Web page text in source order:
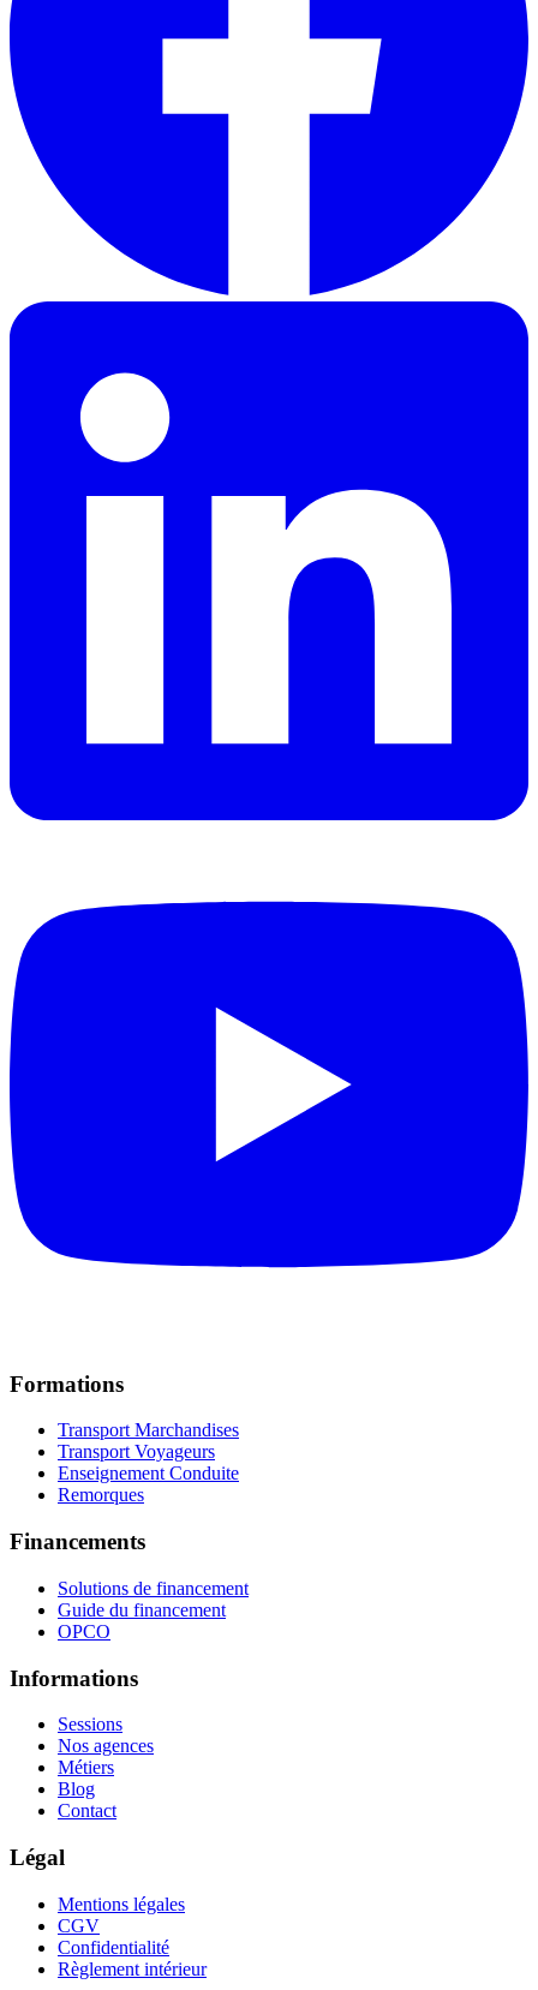
Formations
Transport Marchandises
Transport Voyageurs
Enseignement Conduite
Remorques
Financements
Solutions de financement
Guide du financement
OPCO
Informations
Sessions
Nos agences
Métiers
Blog
Contact
Légal
Mentions légales
CGV
Confidentialité
Règlement intérieur